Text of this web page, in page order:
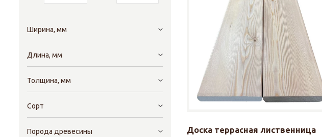
Ширина, мм
Длина, мм
Толщина, мм
Сорт
Порода древесины
Доска террасная лиственница